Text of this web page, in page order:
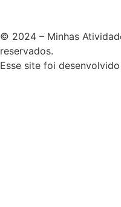
© 2024 – Minhas
reservados.
Esse site foi